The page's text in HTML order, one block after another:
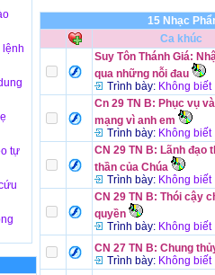
lệnh
tự
15 Nhạc
Ca khúc
Suy Tôn Thánh Giá:
qua những nỗi đau
Trình bày: Không biết
Cn 29 TN B: Phục vụ
mạng vì anh em
Trình bày: Không biết
CN 29 TN B: Lãnh đạo
thần của Chúa
Trình bày: Không biết
CN 29 TN B: Thói cậy
quyền
Trình bày: Không biết
CN 27 TN B: Chung
Trình bày: Không biết